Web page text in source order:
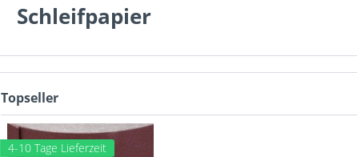
Schleifpapier
Topseller
4-10 Tage Lieferzeit